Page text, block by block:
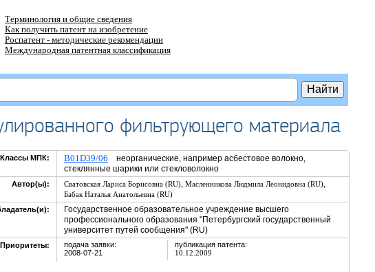
Терминология и общие сведения
Как получить патент на изобретение
Роспатент - методические рекомендации
Международная патентная классификация
фильтрующего материала
Классы МПК: B01D39/06 неорганические, например асбестовое волокно,
стеклянные шарики или стекловолокно
Автор(ы): Сватовская Лариса Борисовна (RU), Масленникова Людмила Леонидовна (RU),
Бабак Наталья Анатольевна (RU)
Государственное образовательное учреждение высшего
профессионального образования "Петербургский государственный
университет путей сообщения" (RU)
Приоритеты:
подача заявки:
2008-07-21
публикация патента:
10.12.2009